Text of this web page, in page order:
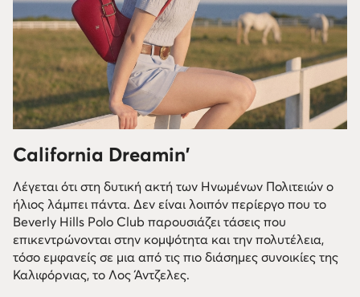
California Dreamin'
Λέγεται ότι στη δυτική ακτή των Ηνωμένων Πολιτειών ο
ήλιος λάμπει πάντα. Δεν είναι λοιπόν περίεργο που το
Beverly Hills Polo Club παρουσιάζει τάσεις που
επικεντρώνονται στην κομψότητα και την πολυτέλεια,
τόσο εμφανείς σε μια από τις πιο διάσημες συνοικίες της
Καλιφόρνιας, το Λος Άντζελες.